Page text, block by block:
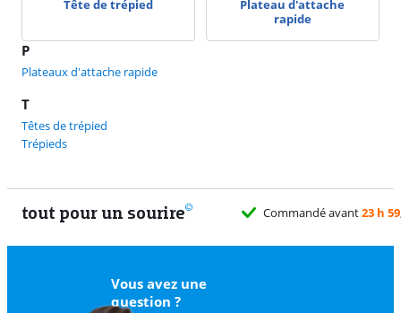
Tête de trépied
Plateau d'attache
rapide
P
Plateaux d'attache rapide
T
Têtes de trépied
Trépieds
tout pour un sourire Commandé avant23 h 59
Vous avez une
question ?